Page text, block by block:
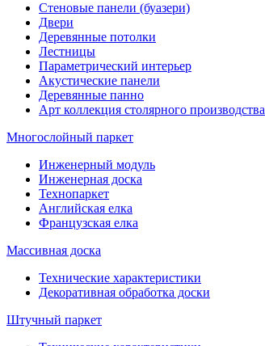
Стеновые панели (буазери)
Двери
Деревянные потолки
Лестницы
Параметрический интерьер
Акустические панели
Деревянные панно
Арт коллекция столярного производства
Многослойный паркет
Инженерный модуль
Инженерная доска
Технопаркет
Английская елка
Французская елка
Массивная доска
Технические характеристики
Декоративная обработка доски
Штучный паркет